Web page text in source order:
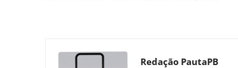
Redação PautaPB